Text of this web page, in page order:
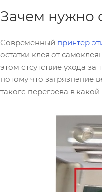
Зачем нужно
Современный принтер
остатки клея от
этом отсутствие ухода
потому что загрязнение
такого перегрева в